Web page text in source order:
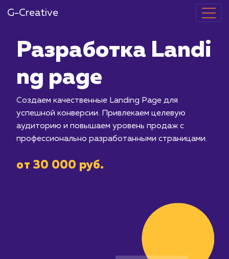
G-Creative
Разработка
ng page
Создаем качественные Landing Page
успешной конверсии. Привлекаем
аудиторию и повышаем уровень
от 30 000 руб.